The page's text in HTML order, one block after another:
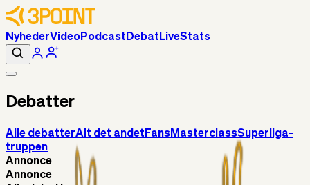
NyhederVideoPodcast Debat LiveStats
Debatter
Alle debatterAlt det andet FansMasterclassSuperliga-
truppen
Annonce
Annonce